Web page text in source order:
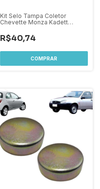
Kit Selo Tampa Coletor
Chevette Monza Kadett
R$40,74